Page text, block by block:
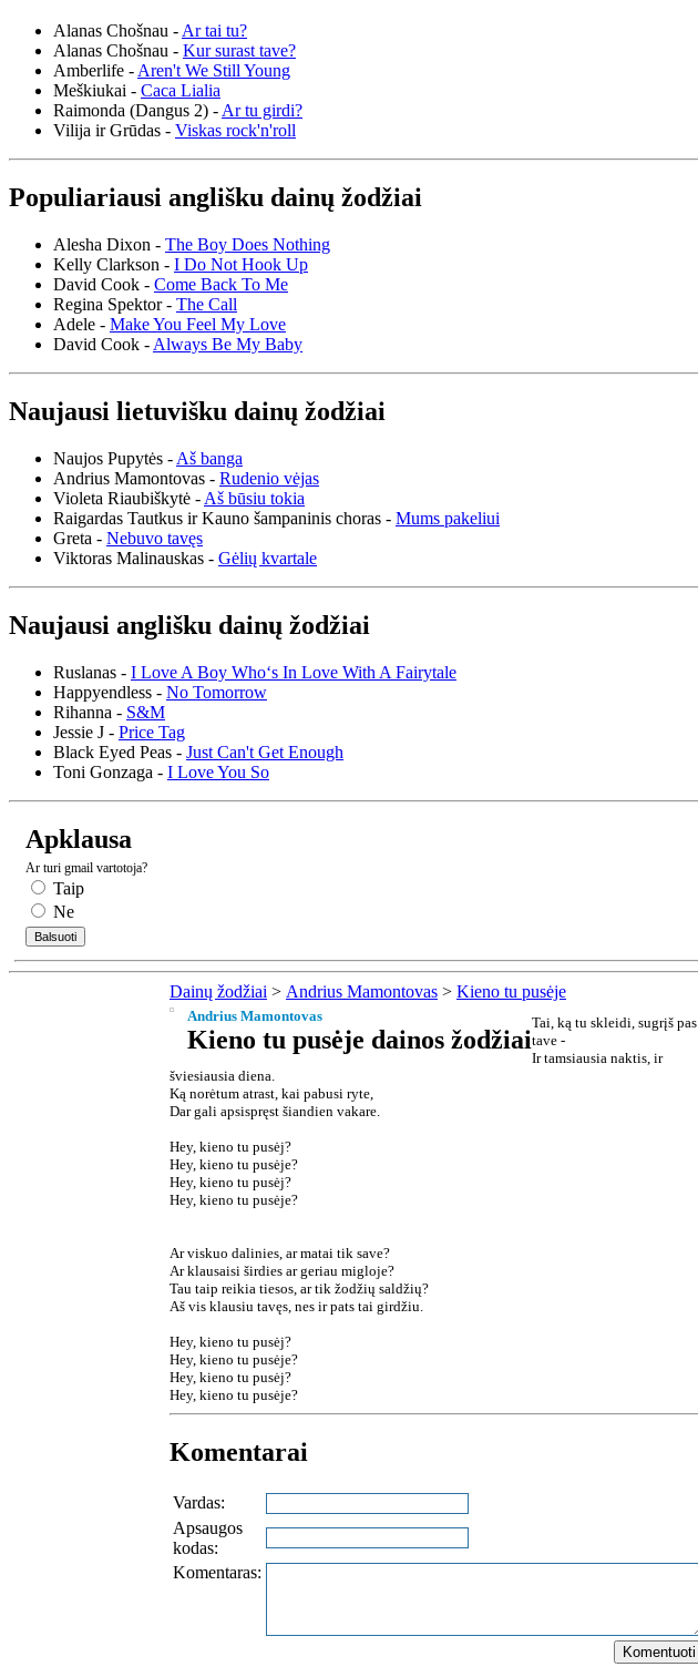
Alanas Chošnau -Ar tai tu?
Alanas Chošnau - Kur surast tave?
Amberlife -Aren't We Still Young
Meškiukai - Caca Lialia
Raimonda (Dangus 2) -Ar tu girdi?
Vilija ir Grūdas - Viskas rock'n'roll
Populiariausi anglišku dainų žodžiai
Alesha Dixon - The Boy Does Nothing
Kelly Clarkson - I Do Not Hook Up
David Cook - Come Back To Me
Regina Spektor - The Call
Adele - Make You Feel My Love
David Cook - Always Be My Baby
Naujausi lietuvišku dainų žodžiai
Naujos Pupytės - Aš banga
Andrius Mamontovas - Rudenio vėjas
Violeta Riaubiškytė - Aš būsiu tokia
Raigardas Tautkus ir Kauno šampaninis choras - Mums pakeliui
Greta - Nebuvo tavęs
Viktoras Malinauskas - Gėlių kvartale
Naujausi anglišku dainų žodžiai
Ruslanas - I Love A Boy Who‘s In Love With A Fairytale
Happyendless - No Tomorrow
Rihanna - S&M
Jessie J - Price Tag
Black Eyed Peas - Just Can't Get Enough
Toni Gonzaga - I Love You So
Apklausa
Ar turi gmail vartotoja?
Taip
Ne
Dainų žodžiai > Andrius Mamontovas > Kieno tu pusėje
Andrius Mamontovas
Kieno tu pusėje dainos žodžiai
Tai, ką tu skleidi, sugrįš pas
tave -
Ir tamsiausia naktis, ir
šviesiausia diena.
Ką norėtum atrast, kai pabusi ryte,
Dar gali apsispręst šiandien vakare.
Hey, kieno tu pusėj?
Hey, kieno tu pusėje?
Hey, kieno tu pusėj?
Hey, kieno tu pusėje?
Ar viskuo dalinies, ar matai tik save?
Ar klausaisi širdies ar geriau migloje?
Tau taip reikia tiesos, ar tik žodžių saldžių?
Aš vis klausiu tavęs, nes ir pats tai girdžiu.
Hey, kieno tu pusėj?
Hey, kieno tu pusėje?
Hey, kieno tu pusėj?
Hey, kieno tu pusėje?
Komentarai
Vardas:
Apsaugos
kodas:
Komentaras: